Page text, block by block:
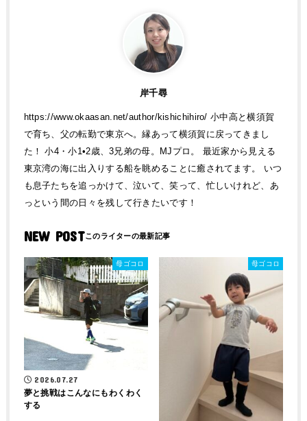
岸千尋
https://www.okaasan.net/author/kishichihiro/ 小中高と横須賀
で育ち、父の転勤で東京へ。縁あって横須賀に戻ってきまし
た！ 小4・小1•2歳、3兄弟の母。MJプロ。 最近家から見える
東京湾の海に出入りする船を眺めることに癒されてます。 いつ
も息子たちを追っかけて、泣いて、笑って、忙しいけれど、あ
っという間の日々を残して行きたいです！
NEW POST
母ゴコロ
2026.07.27
夢と挑戦はこんなにもわくわく
する
母ゴコロ